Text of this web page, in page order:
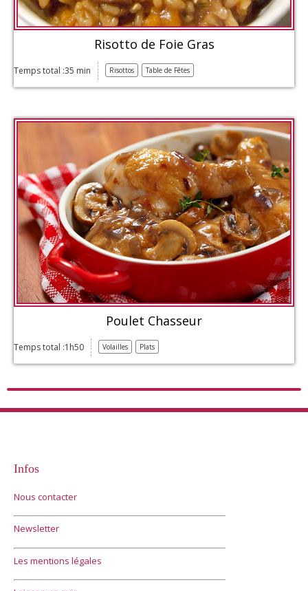
Risotto de Foie Gras
Temps total :35 min Risottos Table de Fêtes
Poulet Chasseur
Temps total :1h50 Volailles Plats
Infos
Nous contacter
Newsletter
Les mentions légales